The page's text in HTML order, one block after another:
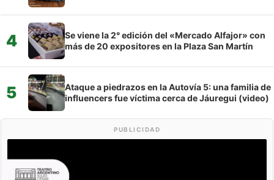
4
Se viene la 2° edición del «Mercado Alfajor» con
más de 20 expositores en la Plaza San Martín
5
Ataque a piedrazos en la Autovía 5: una familia de
influencers fue víctima cerca de Jáuregui (video)
PUBLICIDAD